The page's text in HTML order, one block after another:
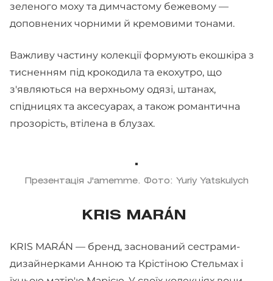
зеленого моху та димчастому бежевому —
доповнених чорними й кремовими тонами.
Важливу частину колекції формують екошкіра з
тисненням під крокодила та екохутро, що
з'являються на верхньому одязі, штанах,
спідницях та аксесуарах, а також романтична
прозорість, втілена в блузах.
Презентація J'amemme. Фото: Yuriy Yatskulych
KRIS MARÁN
KRIS MARÁN — бренд, заснований сестрами-
дизайнерками Анною та Крістіною Стельмах і